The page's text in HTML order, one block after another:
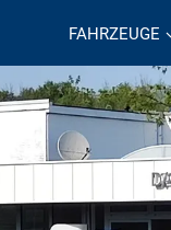
FAHRZEUGE